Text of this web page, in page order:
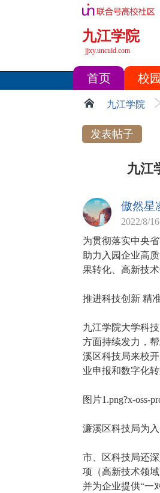
九江学院
jjxy.uncuid.com
首页 校园
九江学院
发表帖子
九江
傲然星
2022/8/
为贯彻落实中央
助力入园企业高
果转化、高新技
推进科技创新 精
九江学院大学科
方面持续发力，
溪区科技局来校
业申报和数字化
图片1.png?x-oss-
濂溪区科技局为
市、区科技局还
项（高新技术领
并为企业提供“一